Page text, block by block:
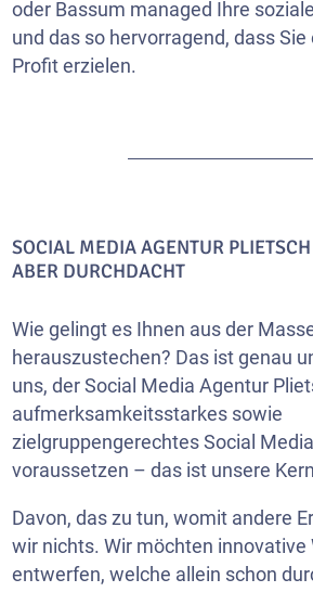
oder Bassum managed Ihre
und das so hervorragend, dass
Profit erzielen.
SOCIAL MEDIA AGENTUR
ABER DURCHDACHT
Wie gelingt es Ihnen aus der
herauszustechen? Das ist genau
uns, der Social Media Agentur
aufmerksamkeitsstarkes sowie
zielgruppengerechtes Social
voraussetzen – das ist unsere
Davon, das zu tun, womit andere
wir nichts. Wir möchten
entwerfen, welche allein schon